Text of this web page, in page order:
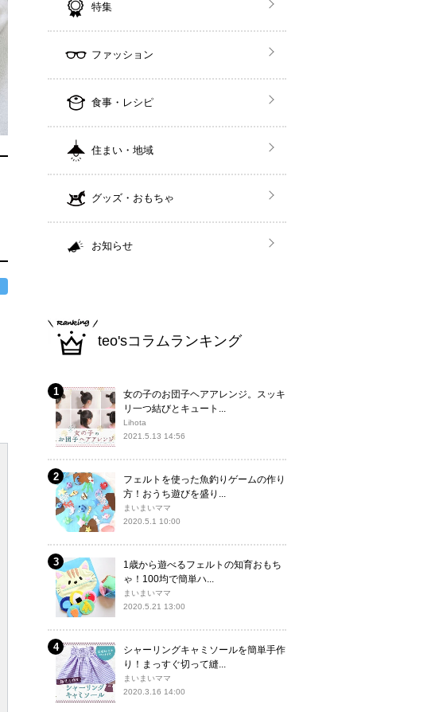
特集
ファッション
食事・レシピ
住まい・地域
グッズ・おもちゃ
お知らせ
teo'sコラムランキング
女の子のお団子ヘアアレンジ。スッキ
リ一つ結びとキュート...
Lihota
2021.5.13 14:56
フェルトを使った魚釣りゲームの作り
方！おうち遊びを盛り...
まいまいママ
2020.5.1 10:00
1歳から遊べるフェルトの知育おもち
ゃ！100均で簡単ハ...
まいまいママ
2020.5.21 13:00
シャーリングキャミソールを簡単手作
り！まっすぐ切って縫...
まいまいママ
2020.3.16 14:00